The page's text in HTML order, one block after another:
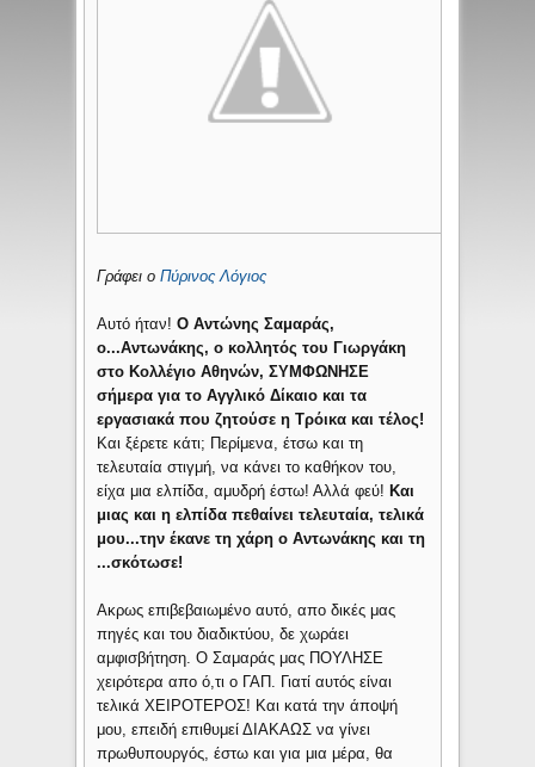
Γράφει οΠύρινος Λόγιος
Αυτό ήταν!Ο Αντώνης Σαμαράς,
ο...Αντωνάκης, ο κολλητός του Γιωργάκη
στο Κολλέγιο Αθηνών, ΣΥΜΦΩΝΗΣΕ
σήμερα για το Αγγλικό Δίκαιο και τα
εργασιακά που ζητούσε η Τρόικα και τέλος!
Και ξέρετε κάτι; Περίμενα, έτσω και τη
τελευταία στιγμή, να κάνει το καθήκον του,
είχα μια ελπίδα, αμυδρή έστω! Αλλά φεύ! Και
μιας και η ελπίδα πεθαίνει τελευταία, τελικά
μου...την έκανε τη χάρη ο Αντωνάκης και τη
...σκότωσε!
Ακρως επιβεβαιωμένο αυτό, απο δικές μας
πηγές και του διαδικτύου, δε χωράει
αμφισβήτηση. Ο Σαμαράς μας ΠΟΥΛΗΣΕ
χειρότερα απο ό,τι ο ΓΑΠ. Γιατί αυτός είναι
τελικά ΧΕΙΡΟΤΕΡΟΣ! Και κατά την άποψή
μου, επειδή επιθυμεί ΔΙΑΚΑΩΣ να γίνει
πρωθυπουργός, έστω και για μια μέρα, θα